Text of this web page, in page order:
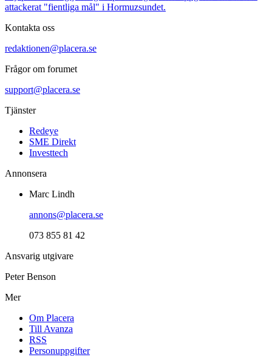
attackerat "fientliga mål" i Hormuzsundet.
Kontakta oss
redaktionen@placera.se
Frågor om forumet
support@placera.se
Tjänster
Redeye
SME Direkt
Investtech
Annonsera
Marc Lindh
annons@placera.se
073 855 81 42
Ansvarig utgivare
Peter Benson
Mer
Om Placera
Till Avanza
RSS
Personuppgifter